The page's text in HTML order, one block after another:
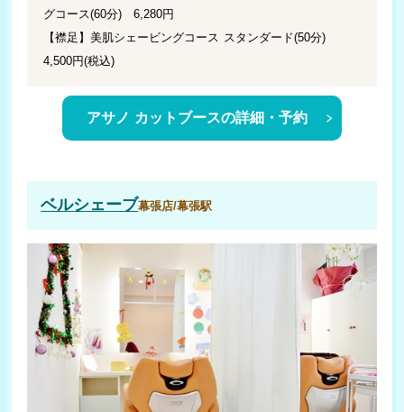
グコース(60分) 6,280円
【襟足】美肌シェービングコース スタンダード(50分)
4,500円(税込)
アサノ カットブースの詳細・予約
ベルシェーブ幕張店/幕張駅